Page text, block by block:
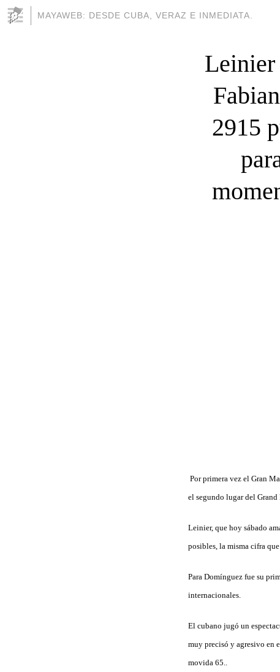
MAYAWEB: DESDE CUBA, VERAZ E INMEDIATA.
Leinier
2915
Por primera vez el Gran
el segundo lugar del
Leinier, que hoy sábado
posibles, la misma cifra
Para Domínguez fue su
internacionales.
El cubano jugó un
muy precisó y agresivo en
movida 65..